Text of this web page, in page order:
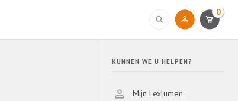
0
KUNNEN WE U HELPEN?
Mijn Lexlumen